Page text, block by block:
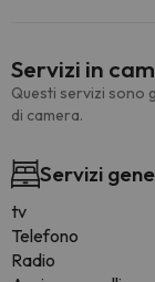
Servizi in
Questi servizi sono
di camera.
Servizi
tv
Telefono
Radio